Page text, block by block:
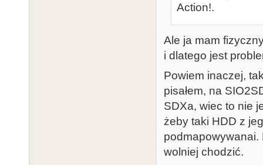
Action!.
Ale ja mam
i dlatego jest
Powiem inaczej,
pisałem, na
SDXa, wiec to nie
żeby taki HDD z
podmapowywanai.
wolniej chodzić.